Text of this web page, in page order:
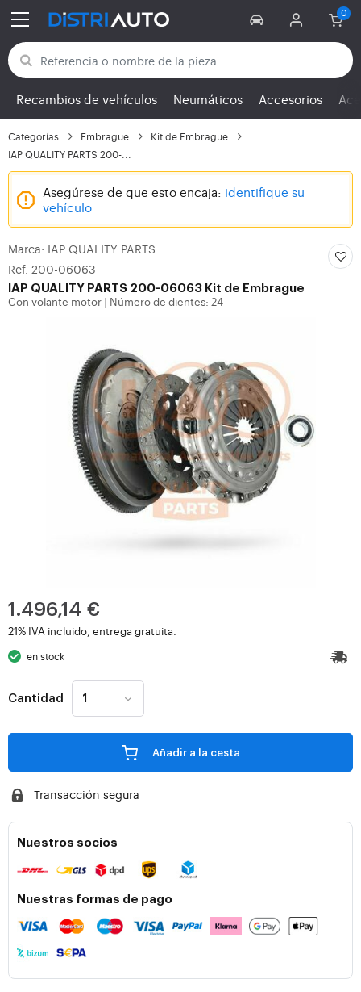
Volver a las categorías
Recambios de vehículos Neumáticos Accesorios
Categorías Embrague
Kit de Embrague
IAP QUALITY PARTS 200-...
Asegúrese de que esto encaja: identifique su
vehículo
Marca: IAP QUALITY PARTS
Ref. 200-06063
IAP QUALITY PARTS 200-06063 Kit de Embrague
Con volante motor Número de dientes: 24
1.496,14 €
21% IVA incluido, entrega gratuita.
en stock
Cantidad
Añadir a la cesta
Transacción segura
Nuestros socios
Nuestras formas de pago